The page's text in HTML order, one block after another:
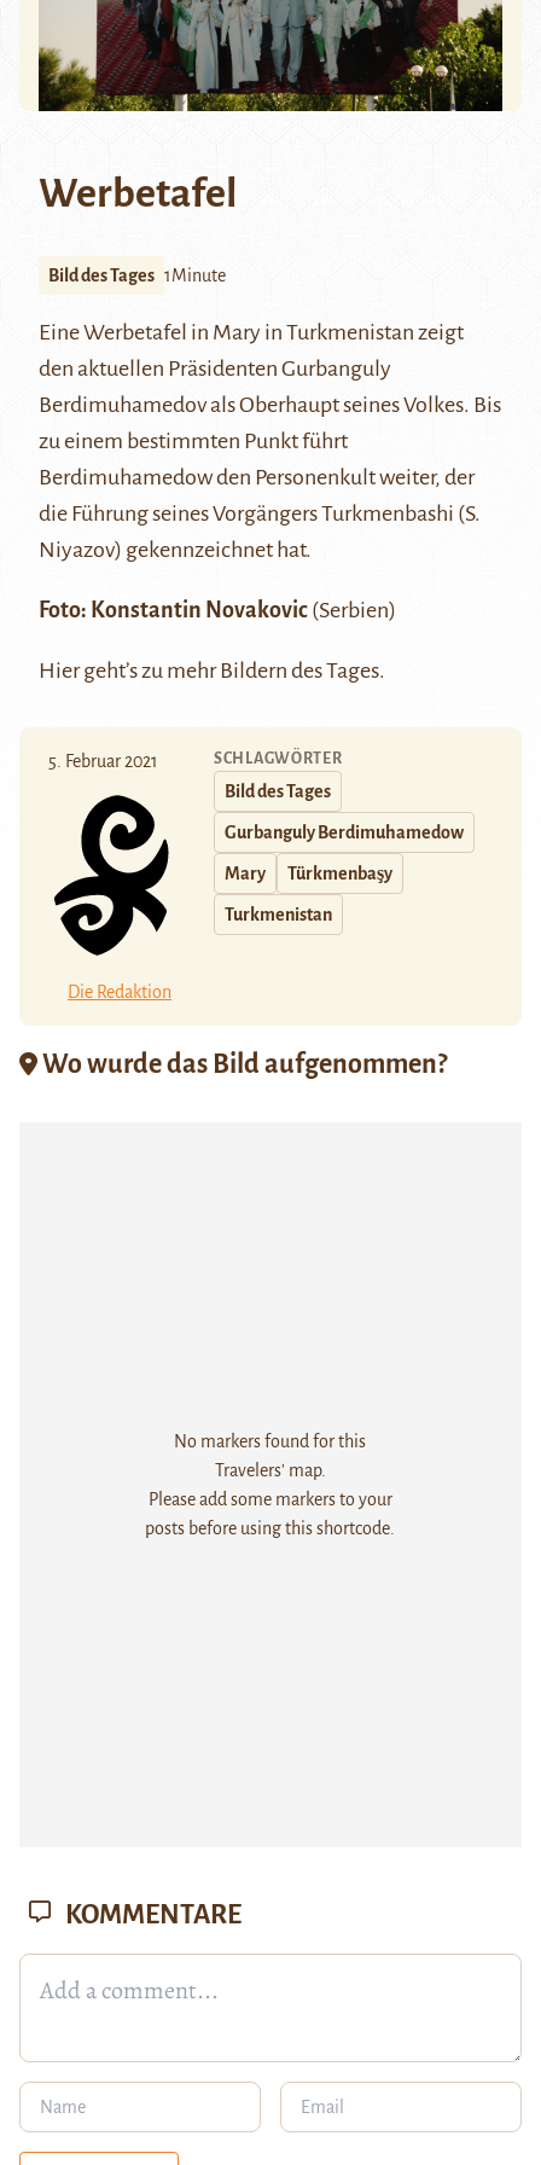
Werbetafel
Bild des Tages 1Minute
Eine Werbetafel in Mary in Turkmenistan zeigt
den aktuellen Präsidenten Gurbanguly
Berdimuhamedovals Oberhaupt seines Volkes. Bis
zu einem bestimmten Punkt führt
Berdimuhamedow den Personenkult weiter, der
die Führung seines VorgängersTurkmenbashi (S.
Niyazov) gekennzeichnet hat.
Foto: Konstantin Novakovic (Serbien)
Hiergeht’s zu mehr Bildern des Tages.
5. Februar 2021
Die Redaktion
SCHLAGWÖRTER
Bild des Tages
Gurbanguly Berdimuhamedow
Mary Türkmenbaşy
Turkmenistan
Wo wurde das Bild aufgenommen?
No markers found for this
Travelers' map.
Please add some markers to your
posts before using this shortcode.
KOMMENTARE